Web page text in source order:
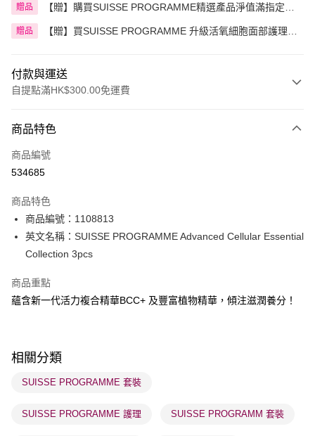
贈品
【贈】購買SUISSE PROGRAMME精選產品淨值滿指定金
贈品
【贈】買SUISSE PROGRAMME 升級活氧細胞面部護理套
付款與運送
自提點滿HK$300.00免運費
信用卡
Apple Pay
PayMe
WeChat Pay
送貨方式
每筆HK$65.00，滿HK$300.00或以上免運費
確認發貨後1-3 工作天送達，訂單將隨機分配至SF順豐速運或京東
商品特色
商品編號
534685
商品特色
商品編號：1108813
英文名稱：SUISSE PROGRAMME Advanced Cellular Essential
Collection 3pcs
商品重點
蘊含新一代活力複合精華BCC+ 及豐富植物精華，傾注滋潤養分！
相關分類
SUISSE PROGRAMME 套裝
SUISSE PROGRAMME 護理 SUISSE PROGRAMM 套裝